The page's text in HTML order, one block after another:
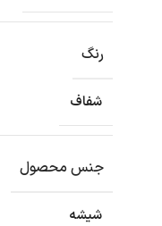
رنگ
شفاف
جنس محصول
شیشه